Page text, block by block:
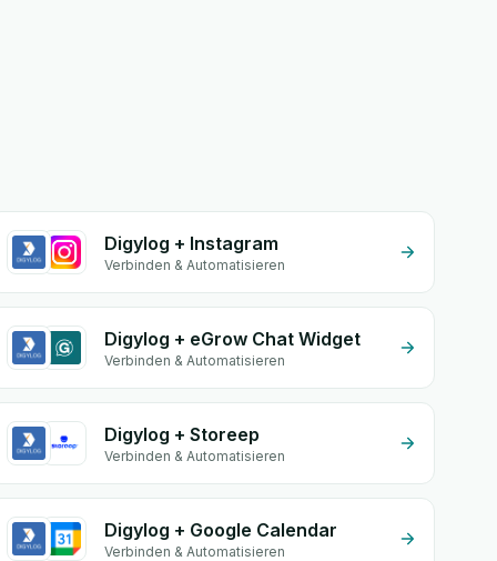
Digylog + Instagram
Verbinden & Automatisieren
Digylog + eGrow Chat Widget
Verbinden & Automatisieren
Digylog + Storeep
Verbinden & Automatisieren
Digylog + Google Calendar
Verbinden & Automatisieren